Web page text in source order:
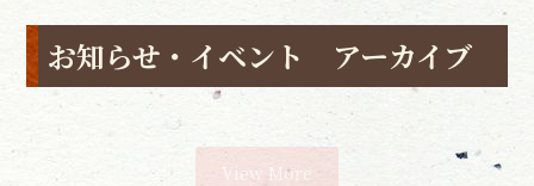
お知らせ・イベント アーカイブ
View More